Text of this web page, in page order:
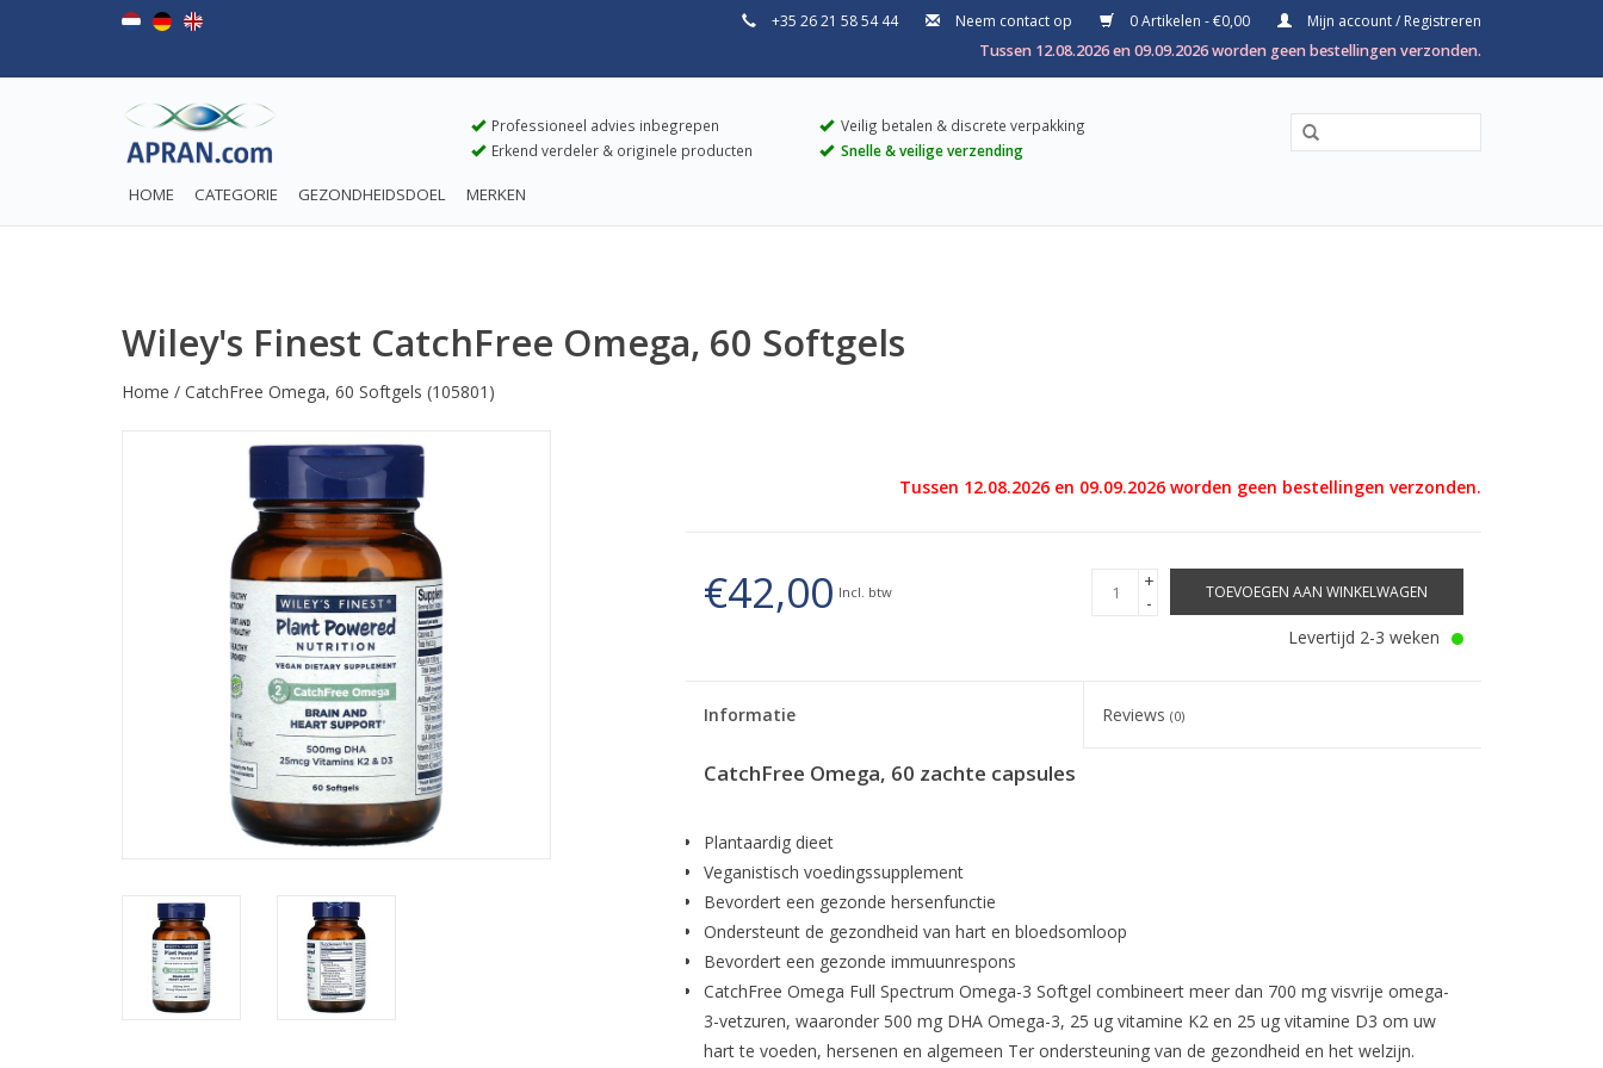
+35 26 21 58 54 44 Neem contact op 0 Artikelen - €0,00
Mijn account / Registreren
Tussen 12.08.2026 en 09.09.2026 worden geen bestellingen verzonden.
Professioneel advies inbegrepen
Erkend verdeler & originele producten
Veilig betalen & discrete verpakking
Snelle & veilige verzending
HOME CATEGORIE GEZONDHEIDSDOEL MERKEN
Wiley's Finest CatchFree Omega, 60 Softgels
Home / CatchFree Omega, 60 Softgels (105801)
Tussen 12.08.2026 en 09.09.2026 worden geen bestellingen verzonden.
€42,00 Incl. btw
+
-
TOEVOEGEN AAN WINKELWAGEN
Levertijd 2-3 weken
Informatie Reviews(0)
CatchFree Omega, 60 zachte capsules
Plantaardig dieet
Veganistisch voedingssupplement
Bevordert een gezonde hersenfunctie
Ondersteunt de gezondheid van hart en bloedsomloop
Bevordert een gezonde immuunrespons
CatchFree Omega Full Spectrum Omega-3 Softgel combineert meer dan 700 mg visvrije omega-
3-vetzuren, waaronder 500 mg DHA Omega-3, 25 ug vitamine K2 en 25 ug vitamine D3 om uw
hart te voeden, hersenen en algemeen Ter ondersteuning van de gezondheid en het welzijn.